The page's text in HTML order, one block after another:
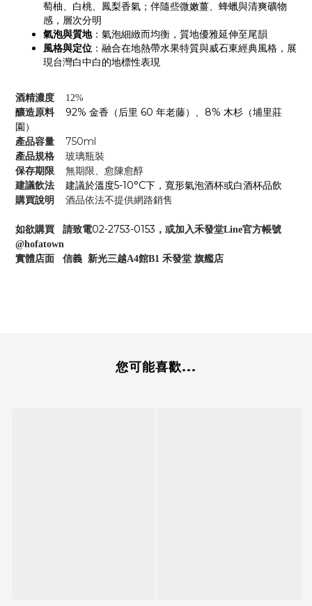
萄柚、白桃、鳳梨香氣；伴隨些微嫩薑、蜂蠟與清爽礦物
感，層次分明
氣泡與質地：氣泡細緻而均衡，質地優雅延伸至尾韻
風格與定位 ：融合在地熱帶水果特質與威石東經典風格，展
現台灣白中白的地標性表現
酒精濃度 12%
釀造原料
92% 金香（后里 60 年老藤）、8% 木杉（埔里莊
園）
產品容量 750ml
產品規格 玻璃瓶裝
保存期限 無期限、愈陳愈醇
建議飲法
建議於溫度5-10°C下，寬形氣泡酒杯或白酒杯品飲
購買說明 酒品依法不提供網路銷售
如欲購買 請致電02-2753-0153 ，或加入禾發堂Line官方帳號
@hofatown
實體店面 信義 新光三越A4館B1 禾發堂 旗艦店
您可能喜歡...